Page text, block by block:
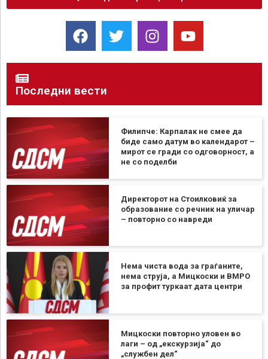
Последни вести
Филипче: Карпалак не смее да
биде само датум во календарот –
мирот се гради со одговорност, а
не со поделби
Директорот на Стоилковиќ за
образование со речник на уличар
– повторно со навреди
Нема чиста вода за граѓаните,
нема струја, а Мицкоски и ВМРО
за профит туркаат дата центри
Мицкоски повторно уловен во
лаги – од „екскурзија“ до
„службен дел“